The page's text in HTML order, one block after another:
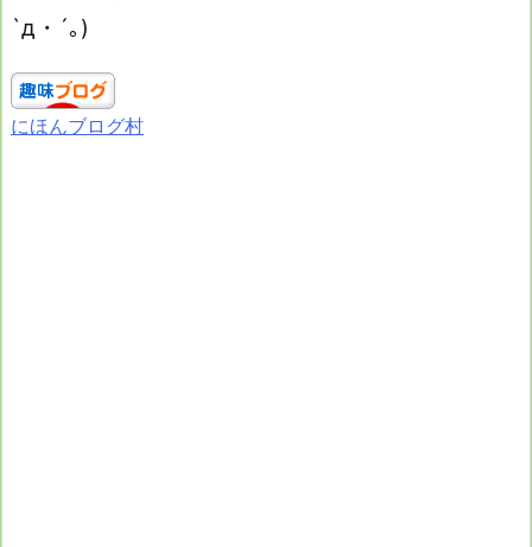
`д・´｡)
にほんブログ村